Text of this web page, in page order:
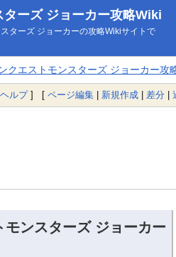
ターズ ジョーカー攻略Wiki
ターズ ジョーカーの攻略Wikiサイトで
クエストモンスターズ ジョーカー攻
ヘルプ] [ ページ編集 | 新規作成 | 差分 |
モンスターズ ジョーカー